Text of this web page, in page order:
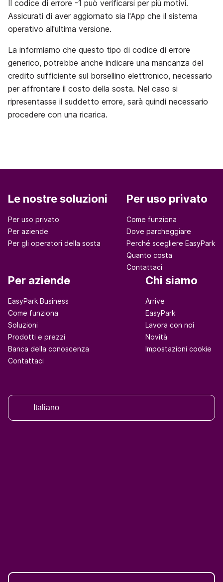
Il codice di errore -1 può verificarsi per più motivi.
Assicurati di aver aggiornato sia l'App che il sistema
operativo all'ultima versione.
La informiamo che questo tipo di codice di errore
generico, potrebbe anche indicare una mancanza del
credito sufficiente sul borsellino elettronico, necessario
per affrontare il costo della sosta. Nel caso si
ripresentasse il suddetto errore, sarà quindi necessario
procedere con una ricarica.
Le nostre soluzioni
Per uso privato
Per aziende
Per gli operatori della sosta
Per uso privato
Come funziona
Dove parcheggiare
Perché scegliere EasyPark
Quanto costa
Contattaci
Per aziende
EasyPark Business
Come funziona
Soluzioni
Prodotti e prezzi
Banca della conoscenza
Contattaci
Chi siamo
Arrive
EasyPark
Lavora con noi
Novità
Impostazioni cookie
Italiano